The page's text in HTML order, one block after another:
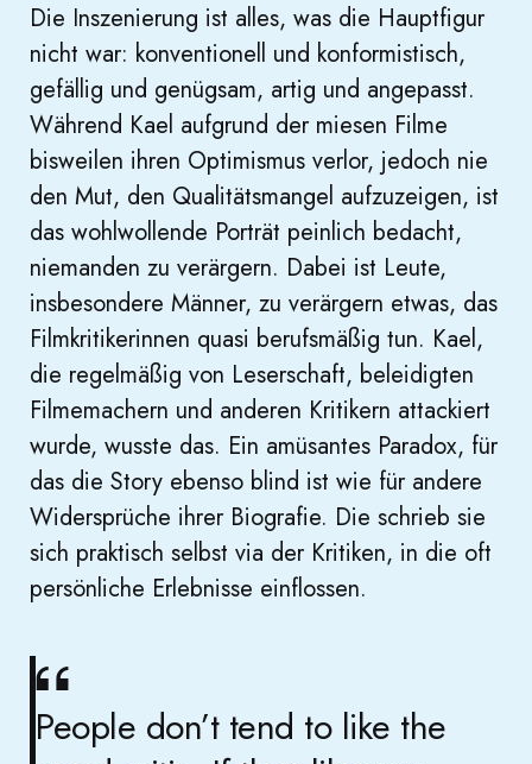
Die Inszenierung ist alles, was die Hauptfigur
nicht war: konventionell und konformistisch,
gefällig und genügsam, artig und angepasst.
Während Kael aufgrund der miesen Filme
bisweilen ihren Optimismus verlor, jedoch nie
den Mut, den Qualitätsmangel aufzuzeigen, ist
das wohlwollende Porträt peinlich bedacht,
niemanden zu verärgern. Dabei ist Leute,
insbesondere Männer, zu verärgern etwas, das
Filmkritikerinnen quasi berufsmäßig tun. Kael,
die regelmäßig von Leserschaft, beleidigten
Filmemachern und anderen Kritikern attackiert
wurde, wusste das. Ein amüsantes Paradox, für
das die Story ebenso blind ist wie für andere
Widersprüche ihrer Biografie. Die schrieb sie
sich praktisch selbst via der Kritiken, in die oft
persönliche Erlebnisse einflossen.
People don’t tend to like the